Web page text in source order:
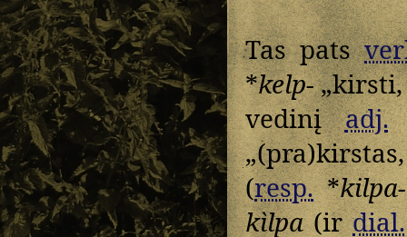
Tas pats
*kelp-„kirsti,
vedinįadj.
(resp.*kilpa-
kìlpa(irdial.